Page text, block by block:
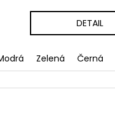
DETAIL
Zelená Černá